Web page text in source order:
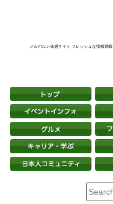
メルボルン体感サイト フレッシュな情報満載